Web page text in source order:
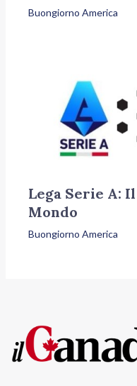
Buongiorno America
Lega Serie A:
Mondo
Buongiorno America